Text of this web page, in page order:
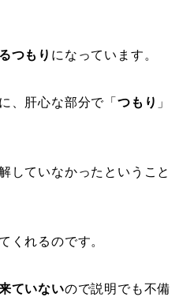
つもり になっています。
、肝心な部分で「 つもり 」
していなかったということ
くれるのです。
ていないので説明でも不備